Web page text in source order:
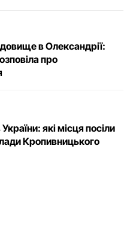
в Олександрії:
про
які місця посіли
Кропивницького